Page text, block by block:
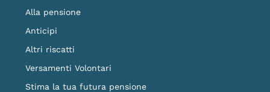
Alla pensione
Anticipi
Altri riscatti
Versamenti Volontari
Stima la tua futura pensione